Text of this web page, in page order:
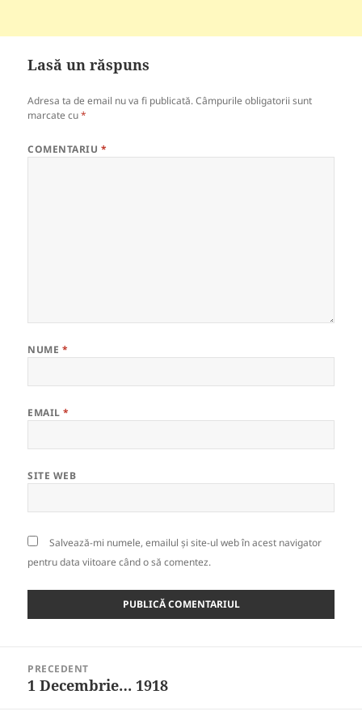
Lasă un răspuns
Adresa ta de email nu va fi publicată. Câmpurile obligatorii sunt
marcate cu*
COMENTARIU *
NUME *
EMAIL*
SITE WEB
Salvează-mi numele, emailul și site-ul web în acest navigator
pentru data viitoare când o să comentez.
articole
PRECEDENT
Articolul
1 Decembrie… 1918